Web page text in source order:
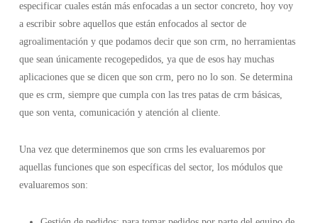
especificar cuales están más enfocadas a un sector concreto, hoy voy
a escribir sobre aquellos que están enfocados al sector de
agroalimentación y que podamos decir que son crm, no herramientas
que sean únicamente recogepedidos, ya que de esos hay muchas
aplicaciones que se dicen que son crm, pero no lo son. Se determina
que es crm, siempre que cumpla con las tres patas de crm básicas,
que son venta, comunicación y atención al cliente.
Una vez que determinemos que son crms les evaluaremos por
aquellas funciones que son específicas del sector, los módulos que
evaluaremos son: